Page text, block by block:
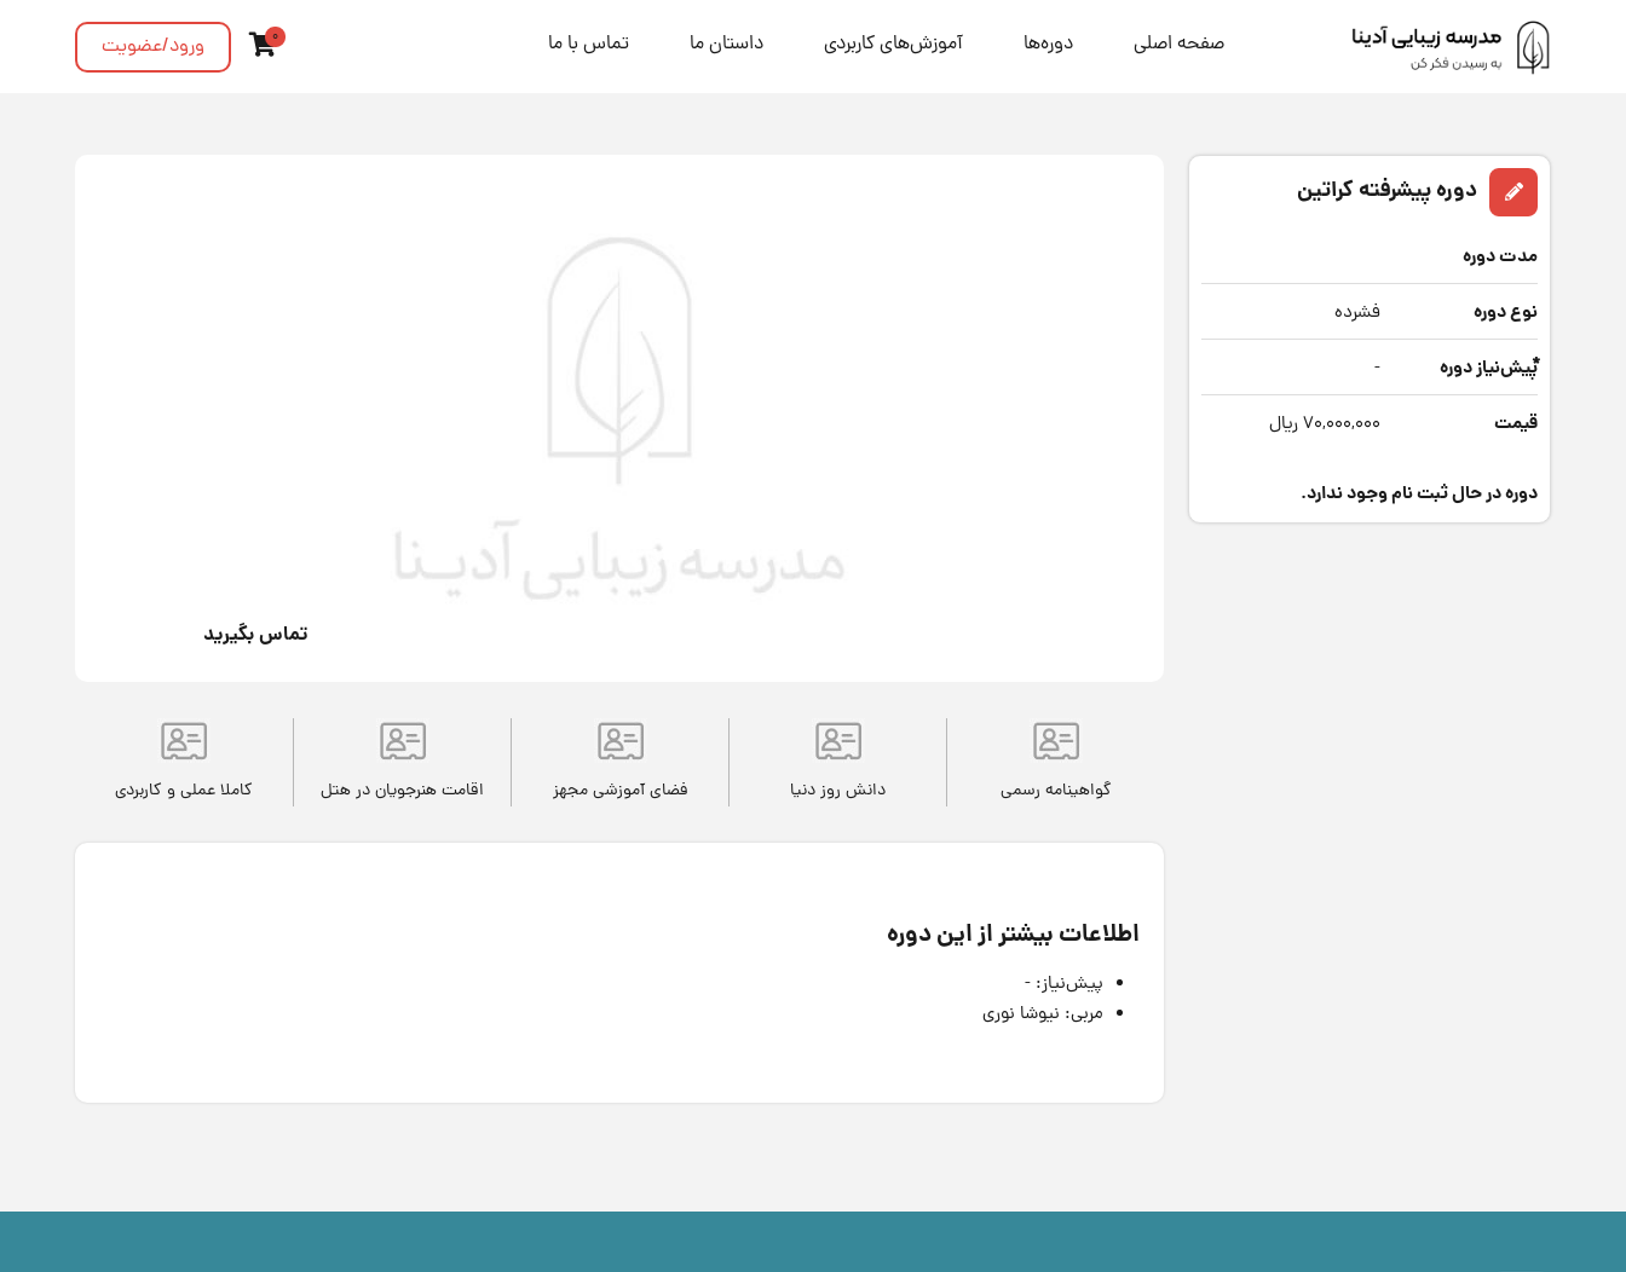
صفحه اصلی دوره‌ها آموزش‌های کاربردی داستان ما تماس با ما 0 ورود/عضویت
دوره پیشرفته کراتین
مدت دوره
نوع دوره
فشرده
*پیش‌نیاز دوره -
قیمت 70,000,000 ریال
دوره در حال ثبت نام وجود ندارد.
تماس بگیرید
گواهینامه رسمی دانش روز دنیا فضای آموزشی مجهز اقامت هنرجویان در هتل کاملا عملی و کاربردی
اطلاعات بیشتر از این دوره
پیش‌نیاز: -
مربی: نیوشا نوری